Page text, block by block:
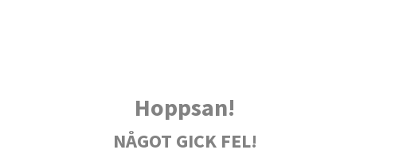
Hoppsan!
NÅGOT GICK FEL!